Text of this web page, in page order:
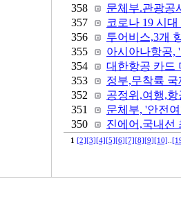
358
문체부.관광공
357
코로나 19 시
356
투어비스,3개
355
아시아나항공,
354
대한항공 카드
353
정부,무착륙
352
공정위,여행,
351
문체부, '안전
350
진에어,국내선
1 [2] [3] [4] [5] [6] [7] [8] [9] [10]